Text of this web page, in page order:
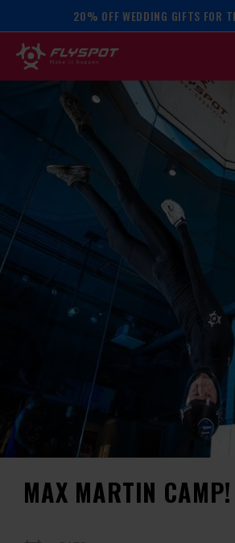
20% OFF WEDDING GIFTS FOR
/ Calendar of events /
MAX MARTIN CAMP!